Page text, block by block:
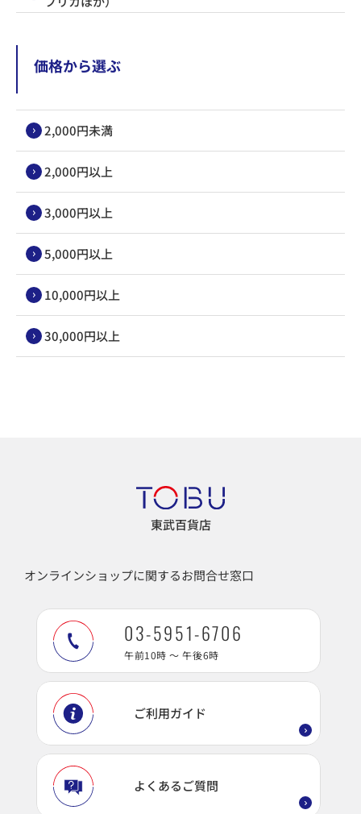
価格から選ぶ
2,000円未満
2,000円以上
3,000円以上
5,000円以上
10,000円以上
30,000円以上
東武百貨店
オンラインショップに関するお問合せ窓口
03-5951-6706
午前10時 ～ 午後6時
ご利用ガイド
よくあるご質問